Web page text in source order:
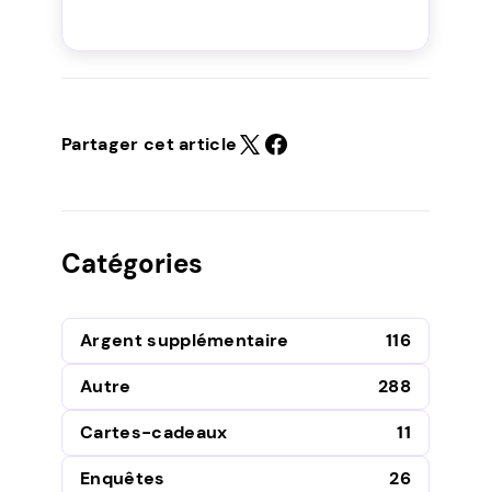
Partager cet article
Catégories
Argent supplémentaire
116
Autre
288
Cartes-cadeaux
11
Enquêtes
26